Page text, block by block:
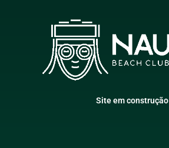
Site em construção